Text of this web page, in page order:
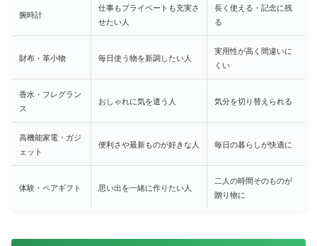
腕時計
仕事もプライベートも充実さ
せたい人
長く使える・記念に残
る
財布・革小物 毎日使う物を新調したい人
実用性が高く間違いに
くい
香水・フレグラン
ス
おしゃれに気を遣う人 気分を切り替えられる
高機能家電・ガジ
ェット
便利さや最新ものが好きな人 毎日の暮らしが快適に
体験・ペアギフト 思い出を一緒に作りたい人
二人の時間そのものが
贈り物に